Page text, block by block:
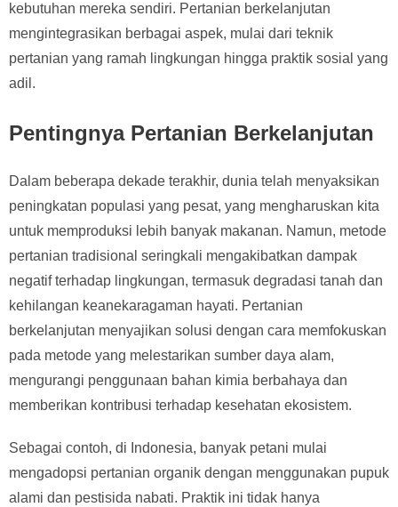
kebutuhan mereka sendiri. Pertanian berkelanjutan
mengintegrasikan berbagai aspek, mulai dari teknik
pertanian yang ramah lingkungan hingga praktik sosial yang
adil.
Pentingnya Pertanian Berkelanjutan
Dalam beberapa dekade terakhir, dunia telah menyaksikan
peningkatan populasi yang pesat, yang mengharuskan kita
untuk memproduksi lebih banyak makanan. Namun, metode
pertanian tradisional seringkali mengakibatkan dampak
negatif terhadap lingkungan, termasuk degradasi tanah dan
kehilangan keanekaragaman hayati. Pertanian
berkelanjutan menyajikan solusi dengan cara memfokuskan
pada metode yang melestarikan sumber daya alam,
mengurangi penggunaan bahan kimia berbahaya dan
memberikan kontribusi terhadap kesehatan ekosistem.
Sebagai contoh, di Indonesia, banyak petani mulai
mengadopsi pertanian organik dengan menggunakan pupuk
alami dan pestisida nabati. Praktik ini tidak hanya